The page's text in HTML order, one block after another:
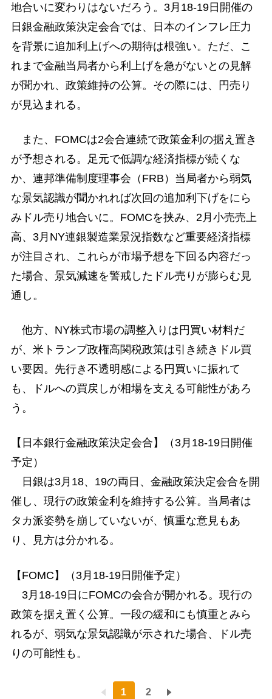
地合いに変わりはないだろう。3月18-19日開催の
日銀金融政策決定会合では、日本のインフレ圧力
を背景に追加利上げへの期待は根強い。ただ、こ
れまで金融当局者から利上げを急がないとの見解
が聞かれ、政策維持の公算。その際には、円売り
が見込まれる。
また、FOMCは2会合連続で政策金利の据え置き
が予想される。足元で低調な経済指標が続くな
か、連邦準備制度理事会（FRB）当局者から弱気
な景気認識が聞かれれば次回の追加利下げをにら
みドル売り地合いに。FOMCを挟み、2月小売売上
高、3月NY連銀製造業景況指数など重要経済指標
が注目され、これらが市場予想を下回る内容だっ
た場合、景気減速を警戒したドル売りが膨らむ見
通し。
他方、NY株式市場の調整入りは円買い材料だ
が、米トランプ政権高関税政策は引き続きドル買
い要因。先行き不透明感による円買いに振れて
も、ドルへの買戻しが相場を支える可能性があろ
う。
【日本銀行金融政策決定会合】（3月18-19日開催
予定）
日銀は3月18、19の両日、金融政策決定会合を開
催し、現行の政策金利を維持する公算。当局者は
タカ派姿勢を崩していないが、慎重な意見もあ
り、見方は分かれる。
【FOMC】（3月18-19日開催予定）
3月18-19日にFOMCの会合が開かれる。現行の
政策を据え置く公算。一段の緩和にも慎重とみら
れるが、弱気な景気認識が示された場合、ドル売
りの可能性も。
1 2